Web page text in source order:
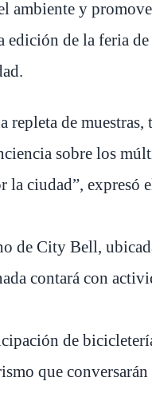
ambiente y
edición de la feria de
repleta de muestras,
sobre los
la ciudad”, expresó
de City Bell,
contará con
de
que